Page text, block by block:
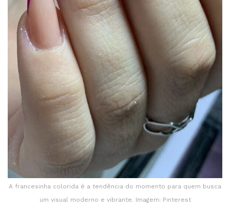
A francesinha colorida é a tendência do momento para quem busca
um visual moderno e vibrante. Imagem: Pinterest